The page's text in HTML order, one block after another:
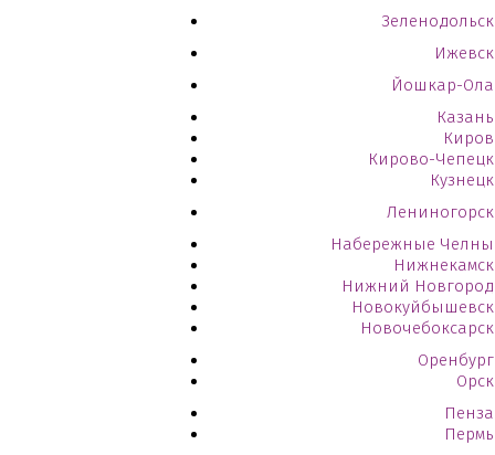
Зеленодольск
Ижевск
Йошкар-Ола
Казань
Киров
Кирово-Чепецк
Кузнецк
Лениногорск
Набережные Челны
Нижнекамск
Нижний Новгород
Новокуйбышевск
Новочебоксарск
Оренбург
Орск
Пенза
Пермь